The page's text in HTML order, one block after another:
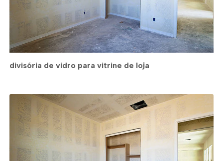
divisória de vidro para vitrine de loja